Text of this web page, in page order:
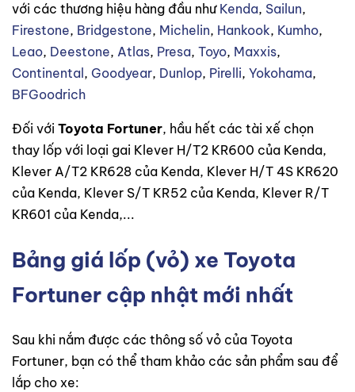
với các thương hiệu hàng đầu như Kenda, Sailun,
Firestone, Bridgestone, Michelin, Hankook, Kumho,
Leao, Deestone, Atlas, Presa, Toyo, Maxxis,
Continental , Goodyear, Dunlop, Pirelli, Yokohama,
BFGoodrich
Đối với Toyota Fortuner, hầu hết các tài xế chọn
thay lốp với loại gai Klever H/T2 KR600 của Kenda,
Klever A/T2 KR628 của Kenda, Klever H/T 4S KR620
của Kenda, Klever S/T KR52 của Kenda, Klever R/T
KR601 của Kenda,...
Bảng giá lốp (vỏ) xe Toyota
Fortuner cập nhật mới nhất
Sau khi nắm được các thông số vỏ của Toyota
Fortuner, bạn có thể tham khảo các sản phẩm sau để
lắp cho xe: